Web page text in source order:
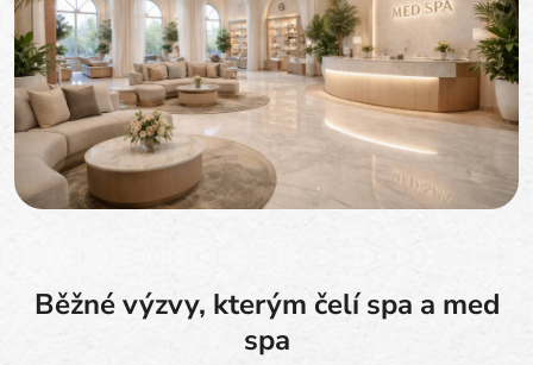
Běžné výzvy, kterým čelí spa a med
spa